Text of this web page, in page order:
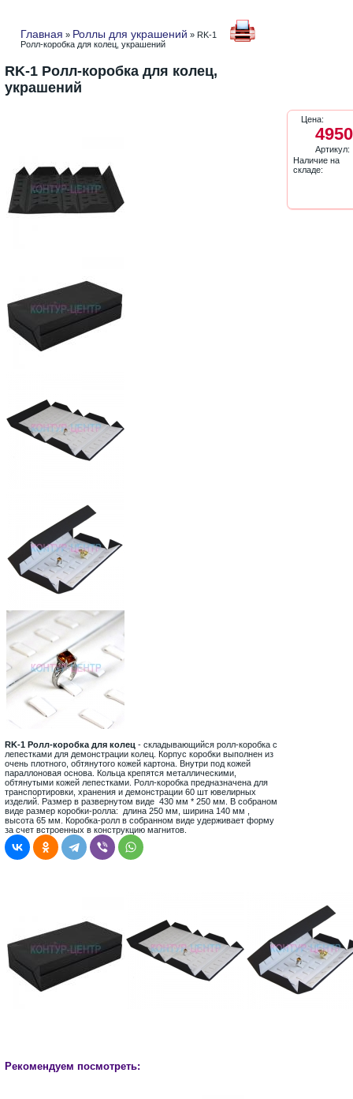
Главная » Роллы для украшений » RK-1
Ролл-коробка для колец, украшений
RK-1 Ролл-коробка для колец,
украшений
RK-1 Ролл-коробка для колец - складывающийся ролл-коробка с
лепестками для демонстрации колец. Корпус коробки выполнен из
очень плотного, обтянутого кожей картона. Внутри под кожей
параллоновая основа. Кольца крепятся металлическими,
обтянутыми кожей лепестками. Ролл-коробка предназначена для
транспортировки, хранения и демонстрации 60 шт ювелирных
изделий. Размер в развернутом виде 430 мм * 250 мм. В собраном
виде размер коробки-ролла: длина 250 мм, ширина 140 мм ,
высота 65 мм. Коробка-ролл в собранном виде удерживает форму
за счет встроенных в конструкцию магнитов.
Цена:
Артикул:
Наличие на
складе:
Рекомендуем посмотреть: